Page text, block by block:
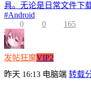
具。无论是日常文件下
#Android
0
0 165
发帖狂魔VIP2
昨天 16:13 电脑端 转载